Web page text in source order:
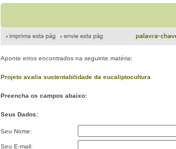
Aponte erros encontrados na seguinte matéria:
Projeto avalia sustentabilidade da eucaliptocultura
Preencha os campos abaixo:
Seus Dados:
Seu Nome:
Seu E-mail: